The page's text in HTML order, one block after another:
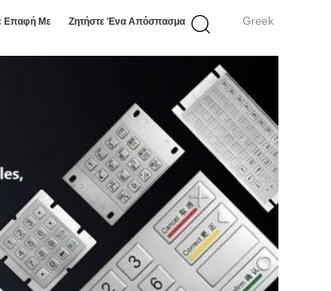
Greek
Επαφή Με Ζητήστε Ένα Απόσπασμα